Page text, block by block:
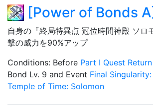
[Power of Bonds A
自身の『終局特異点 冠位時間神殿 ソロ
撃の威力を90%アップ
Conditions: Before Part I Quest
Bond Lv. 9 and Event Final
Temple of Time: Solomon